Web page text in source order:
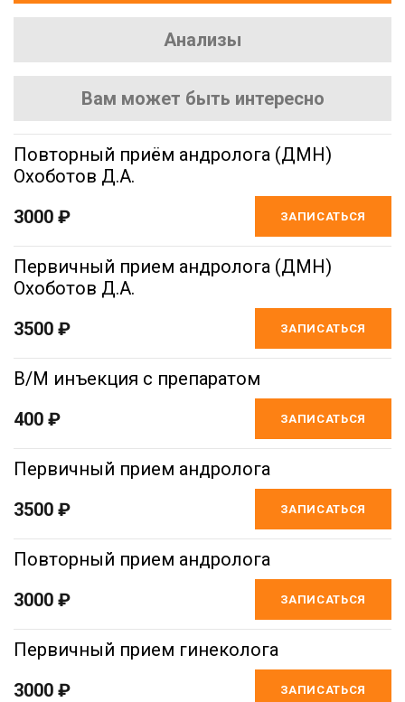
Анализы
Вам может быть интересно
Повторный приём андролога (ДМН)
Охоботов Д.А.
3000 ₽
ЗАПИСАТЬСЯ
Первичный прием андролога (ДМН)
Охоботов Д.А.
3500 ₽
ЗАПИСАТЬСЯ
В/М инъекция с препаратом
400 ₽
ЗАПИСАТЬСЯ
Первичный прием андролога
3500 ₽
ЗАПИСАТЬСЯ
Повторный прием андролога
3000 ₽
ЗАПИСАТЬСЯ
Первичный прием гинеколога
3000 ₽
ЗАПИСАТЬСЯ